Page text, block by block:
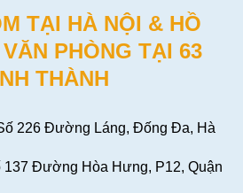
TẠI HÀ NỘI & HỒ
PHÒNG TẠI 63
THÀNH
226 Đường Láng, Đống Đa, Hà
137 Đường Hòa Hưng, P12, Quận